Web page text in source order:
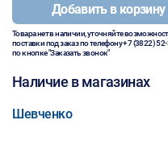
Добавить в корзину
Товара нет в наличии, уточняйте
поставки под заказ по телефону+7 (3822)
по кнопке "Заказать звонок"
Наличие в магазинах
Шевченко